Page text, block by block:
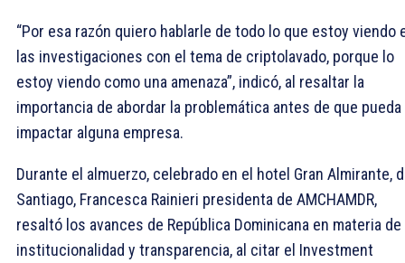
“Por esa razón quiero hablarle de todo lo que estoy viendo
las investigaciones con el tema de criptolavado, porque lo
estoy viendo como una amenaza”, indicó, al resaltar la
importancia de abordar la problemática antes de que pueda
impactar alguna empresa.
Durante el almuerzo, celebrado en el hotel Gran Almirante,
Santiago, Francesca Rainieri presidenta de AMCHAMDR,
resaltó los avances de República Dominicana en materia de
institucionalidad y transparencia, al citar el Investment